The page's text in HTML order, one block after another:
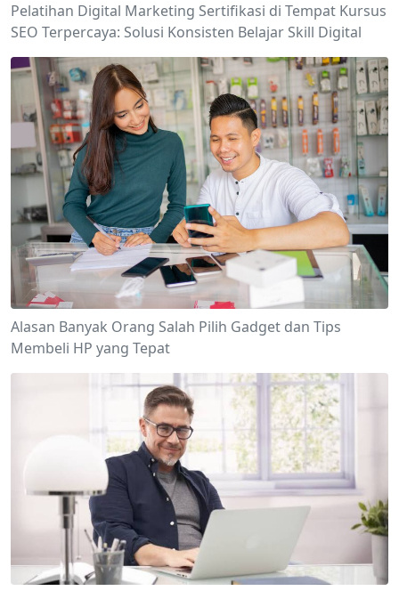
Pelatihan Digital Marketing Sertifikasi di Tempat Kursus
SEO Terpercaya: Solusi Konsisten Belajar Skill Digital
Alasan Banyak Orang Salah Pilih Gadget dan Tips
Membeli HP yang Tepat